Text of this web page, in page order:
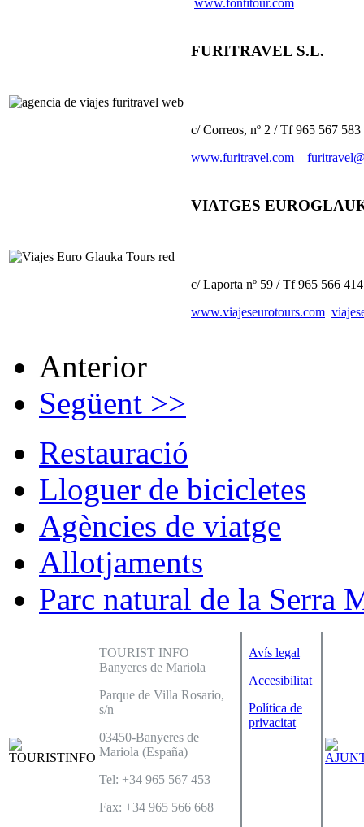
www.fontitour.com
FURITRAVEL S.L.
c/ Correos, nº 2 / Tf 965 567 583
www.furitravel.com
VIATGES
c/ Laporta nº 59 / Tf 965 566 414
www.viajeseurotours.com
Anterior
Següent >>
Restauració
Lloguer de bicicletes
Agències de viatge
Allotjaments
Parc natural de la Serra
TOURIST INFO
Banyeres de Mariola
Parque de Villa Rosario,
s/n
03450-Banyeres de
Mariola (España)
Tel: +34 965 567 453
Fax: +34 965 566 668
Avís legal
Accesibilitat
Política de
privacitat